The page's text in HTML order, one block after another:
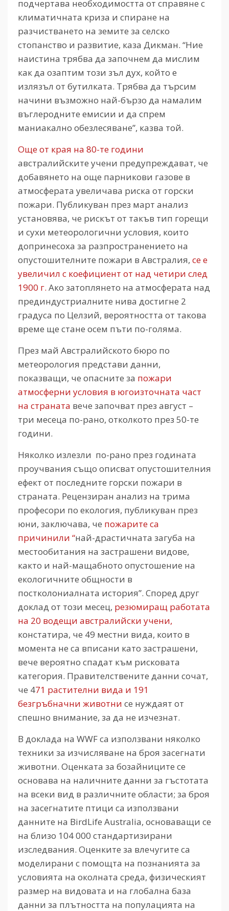
подчертава необходимостта от справяне с
климатичната криза и спиране на
разчистването на земите за селско
стопанство и развитие, каза Дикман. “Ние
наистина трябва да започнем да мислим
как да озаптим този зъл дух, който е
излязъл от бутилката. Трябва да търсим
начини възможно най-бързо да намалим
въглеродните емисии и да спрем
маниакално обезлесяване”, казва той.
Още от края на 80-те години
австралийските учени предупреждават, че
добавянето на още парникови газове в
атмосферата увеличава риска от горски
пожари. Публикуван през март анализ
установява, че рискът от такъв тип горещи
и сухи метеорологични условия, които
допринесоха за разпространението на
опустошителните пожари в Австралия, се е
увеличил с коефициент от над четири след
1900 г. Ако затоплянето на атмосферата над
прединдустриалните нива достигне 2
градуса по Целзий, вероятността от такова
време ще стане осем пъти по-голяма.
През май Австралийското бюро по
метеорология представи данни,
показващи, че опасните за пожари
атмосферни условия в югоизточната част
на страната вече започват през август –
три месеца по-рано, отколкото през 50-те
години.
Няколко излезли по-рано през годината
проучвания също описват опустошителния
ефект от последните горски пожари в
страната. Рецензиран анализ на трима
професори по екология, публикуван през
юни, заключава, че пожарите са
причинили “най-драстичната загуба на
местообитания на застрашени видове,
както и най-мащабното опустошение на
екологичните общности в
постколониалната история”. Според друг
доклад от този месец, резюмиращ работата
на 20 водещи австралийски учени,
констатира, че 49 местни вида, които в
момента не са вписани като застрашени,
вече вероятно спадат към рисковата
категория. Правителствените данни сочат,
че 471 растителни вида и 191
безгръбначни животни се нуждаят от
спешно внимание, за да не изчезнат.
В доклада на WWF са използвани няколко
техники за изчисляване на броя засегнати
животни. Оценката за бозайниците се
основава на наличните данни за гъстотата
на всеки вид в различните области; за броя
на засегнатите птици са използвани
данните на BirdLife Australia, основаващи се
на близо 104 000 стандартизирани
изследвания. Оценките за влечугите са
моделирани с помощта на познанията за
условията на околната среда, физическият
размер на видовата и на глобална база
данни за плътността на популацията на